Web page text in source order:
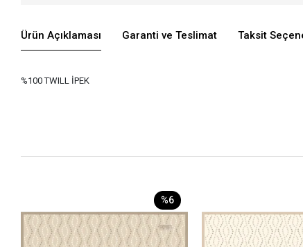
Ürün Açıklaması Garanti ve Teslimat Taksit
%100 TWILL İPEK
%6